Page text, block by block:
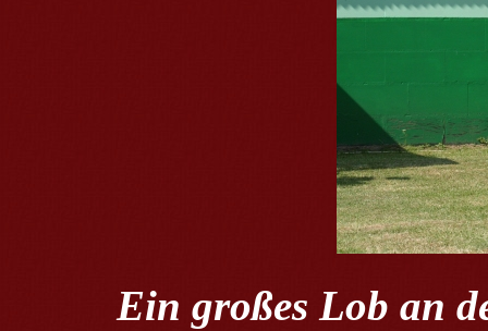
Ein großes Lob an